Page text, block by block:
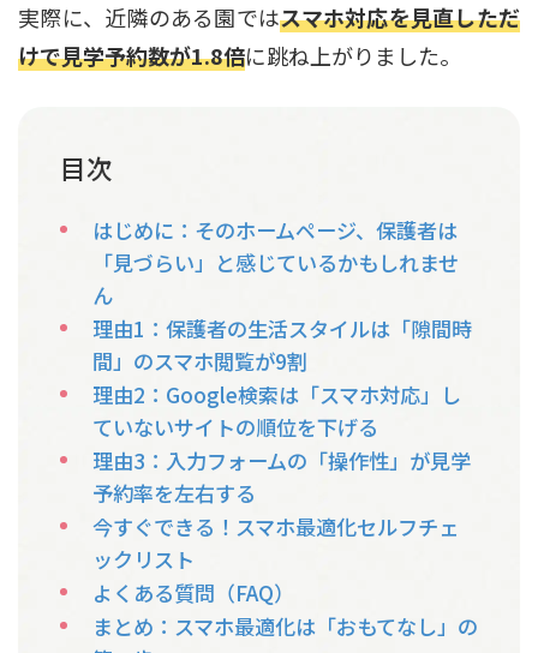
実際に、近隣のある園ではスマホ対応を見直しただ
けで見学予約数が1.8倍に跳ね上がりました。
目次
はじめに：そのホームページ、保護者は
「見づらい」と感じているかもしれませ
ん
理由1：保護者の生活スタイルは「隙間時
間」のスマホ閲覧が9割
理由2：Google検索は「スマホ対応」し
ていないサイトの順位を下げる
理由3：入力フォームの「操作性」が見学
予約率を左右する
今すぐできる！スマホ最適化セルフチェ
ックリスト
よくある質問（FAQ）
まとめ：スマホ最適化は「おもてなし」の